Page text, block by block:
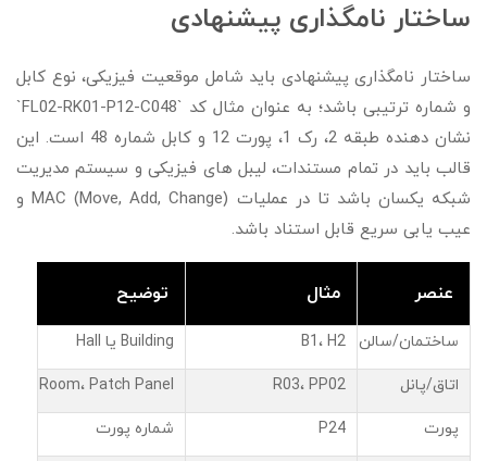
ساختار نامگذاری پیشنهادی
ساختار نامگذاری پیشنهادی باید شامل موقعیت فیزیکی، نوع کابل
و شماره ترتیبی باشد؛ به عنوان مثال کد `FL02-RK01-P12-C048`
نشان دهنده طبقه 2، رک 1، پورت 12 و کابل شماره 48 است. این
قالب باید در تمام مستندات، لیبل های فیزیکی و سیستم مدیریت
شبکه یکسان باشد تا در عملیات MAC (Move, Add, Change) و
عیب یابی سریع قابل استناد باشد.
عنصر مثال توضیح
ساختمان/سالن B1، H2 Building یا Hall
اتاق/پانل R03، PP02 Room، Patch Panel
پورت P24 شماره پورت